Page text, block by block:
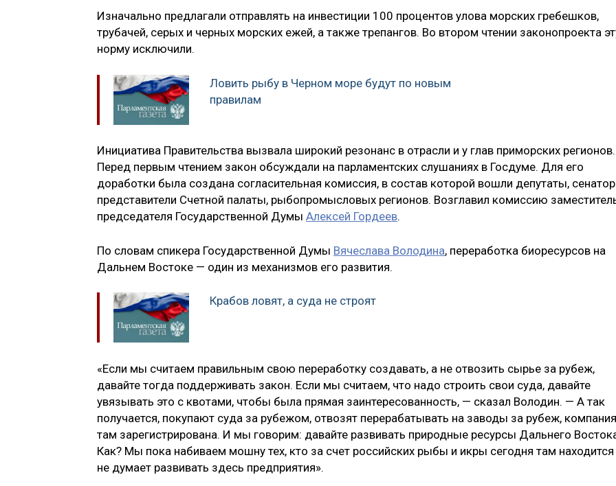
Изначально предлагали отправлять на инвестиции 100 процентов улова морских гребешков,
трубачей, серых и черных морских ежей, а также трепангов. Во втором чтении законопроекта
норму исключили.
Ловить рыбу в Черном море будут по новым
правилам
Инициатива Правительства вызвала широкий резонанс в отрасли и у глав приморских регионов.
Перед первым чтением закон обсуждали на парламентских слушаниях в Госдуме. Для его
доработки была создана согласительная комиссия, в состав которой вошли депутаты,
представители Счетной палаты, рыбопромысловых регионов. Возглавил комиссию
председателя Государственной Думы Алексей Гордеев.
По словам спикера Государственной Думы Вячеслава Володина, переработка биоресурсов на
Дальнем Востоке — один из механизмов его развития.
Крабов ловят, а суда не строят
«Если мы считаем правильным свою переработку создавать, а не отвозить сырье за рубеж,
давайте тогда поддерживать закон. Если мы считаем, что надо строить свои суда, давайте
увязывать это с квотами, чтобы была прямая заинтересованность, — сказал Володин. — А так
получается, покупают суда за рубежом, отвозят перерабатывать на заводы за рубеж, компания
там зарегистрирована. И мы говорим: давайте развивать природные ресурсы Дальнего
Как? Мы пока набиваем мошну тех, кто за счет российских рыбы и икры сегодня там находится
не думает развивать здесь предприятия».